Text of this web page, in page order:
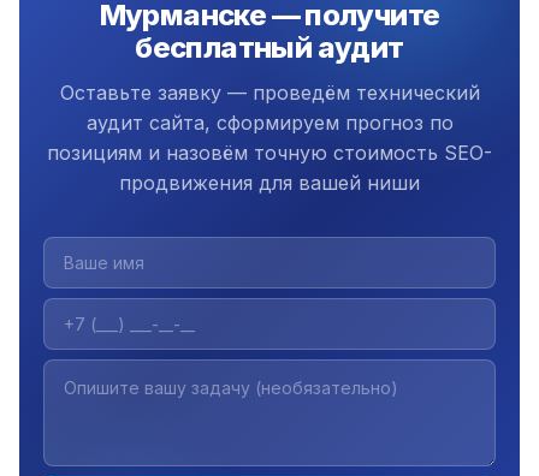
Мурманске — получите
бесплатный аудит
Оставьте заявку — проведём технический
аудит сайта, сформируем прогноз по
позициям и назовём точную стоимость SEO-
продвижения для вашей ниши